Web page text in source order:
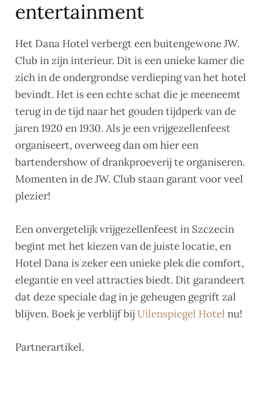
entertainment
Het Dana Hotel verbergt een buitengewone JW.
Club in zijn interieur. Dit is een unieke kamer die
zich in de ondergrondse verdieping van het hotel
bevindt. Het is een echte schat die je meeneemt
terug in de tijd naar het gouden tijdperk van de
jaren 1920 en 1930. Als je een vrijgezellenfeest
organiseert, overweeg dan om hier een
bartendershow of drankproeverij te organiseren.
Momenten in de JW. Club staan garant voor veel
plezier!
Een onvergetelijk vrijgezellenfeest in Szczecin
begint met het kiezen van de juiste locatie, en
Hotel Dana is zeker een unieke plek die comfort,
elegantie en veel attracties biedt. Dit garandeert
dat deze speciale dag in je geheugen gegrift zal
blijven. Boek je verblijf bij Uilenspiegel Hotel nu!
Partnerartikel.